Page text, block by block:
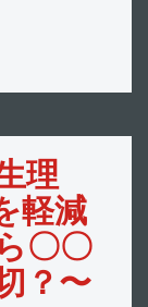
理
軽減
〇〇
？〜